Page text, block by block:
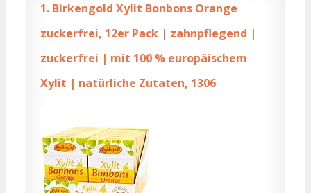
1. Birkengold Xylit Bonbons Orange
zuckerfrei, 12er Pack | zahnpflegend |
zuckerfrei | mit 100 % europäischem
Xylit | natürliche Zutaten, 1306